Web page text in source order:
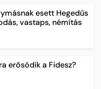
esett Hegedűs
vastaps, némítás
erősödik a Fidesz?